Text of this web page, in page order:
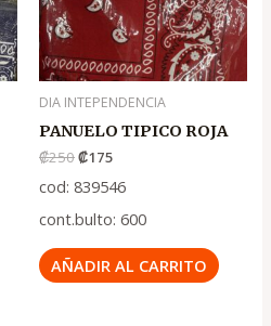
DIA INTEPENDENCIA
PANUELO TIPICO ROJA
₡250₡175
cod: 839546
cont.bulto: 600
AÑADIR AL CARRITO